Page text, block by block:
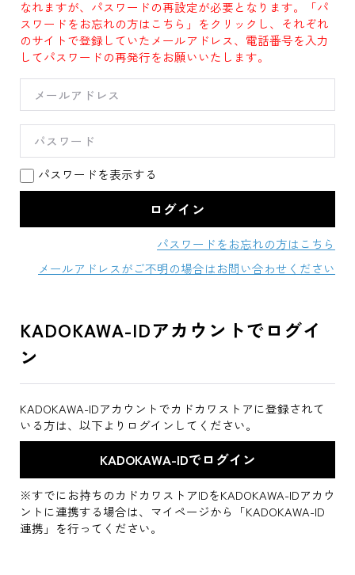
なれますが、パスワードの再設定が必要となります。「パ
スワードをお忘れの方はこちら」をクリックし、それぞれ
のサイトで登録していたメールアドレス、電話番号を入力
してパスワードの再発行をお願いいたします。
パスワードを表示する
パスワードをお忘れの方はこちら
メールアドレスがご不明の場合はお問い合わせください
KADOKAWA-IDアカウントでログイ
ン
KADOKAWA-IDアカウントでカドカワストアに登録されて
いる方は、以下よりログインしてください。
※すでにお持ちのカドカワストアIDをKADOKAWA-IDアカウ
ントに連携する場合は、マイページから「KADOKAWA-ID
連携」を行ってください。